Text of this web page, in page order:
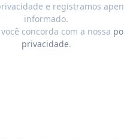
e registramos
informado.
concorda com a nossa
privacidade.